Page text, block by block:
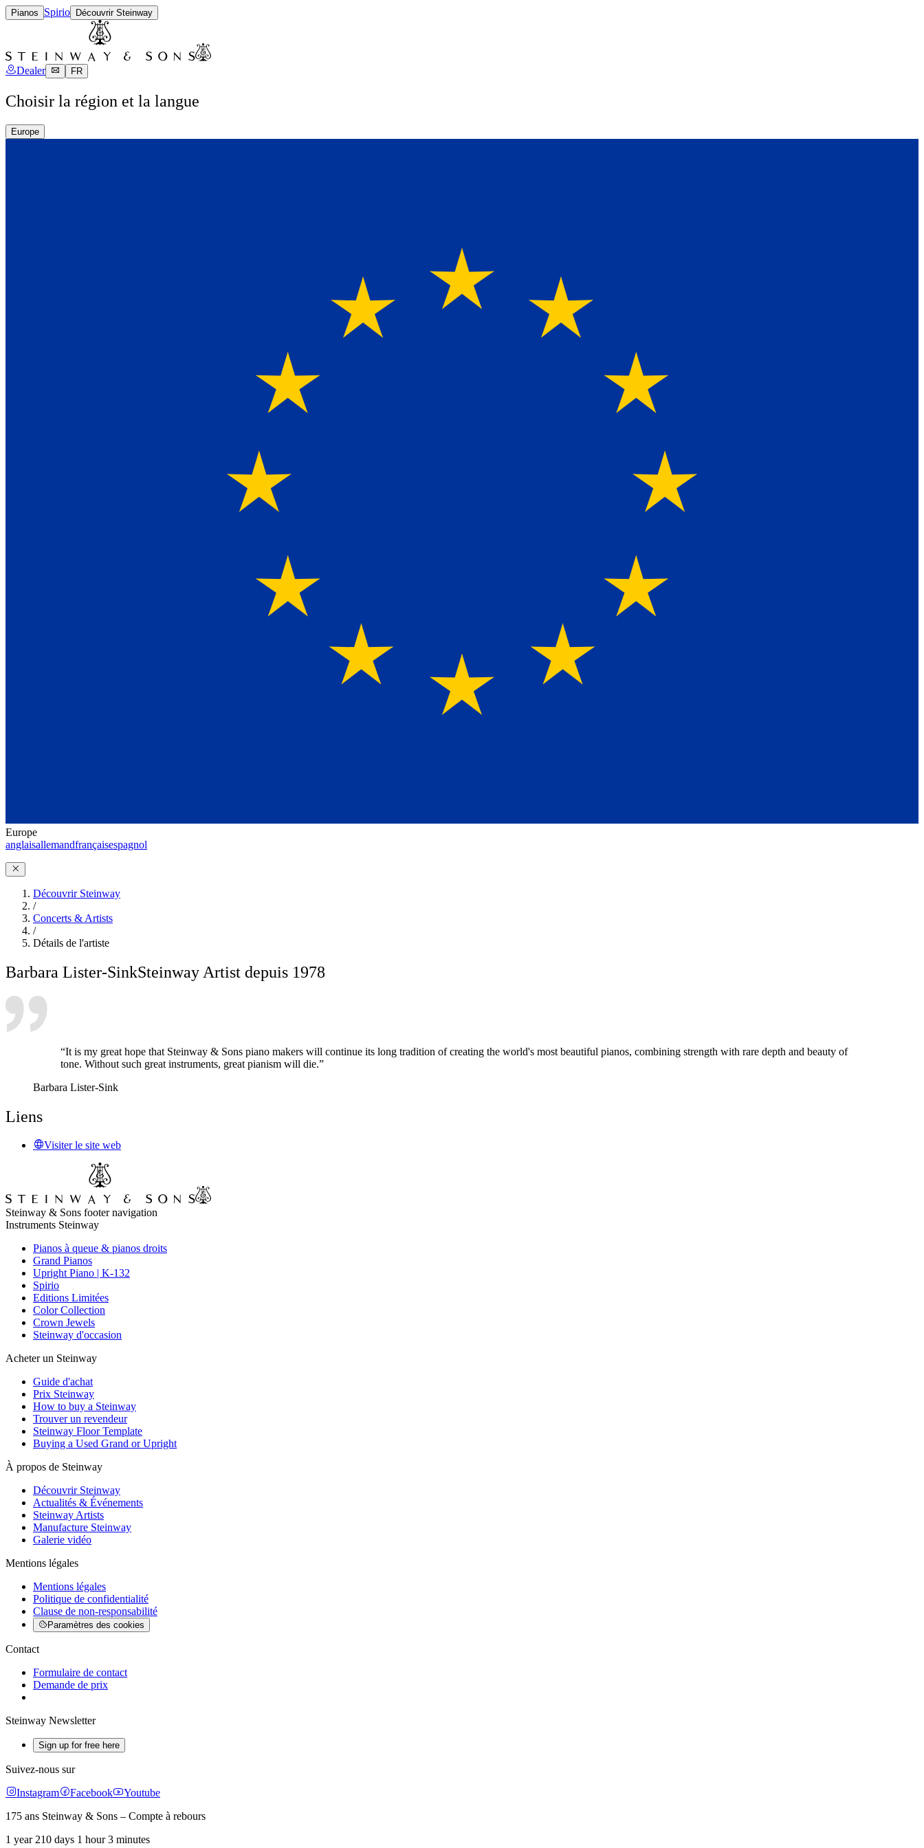
Pianos Spirio Découvrir Steinway
Dealer FR
Choisir la région et la langue
Europe
Europe
anglaisallemandfrançaisespagnol
Découvrir Steinway
/
Concerts & Artists
/
Détails de l'artiste
Barbara Lister-SinkSteinway Artist depuis 1978
“It is my great hope that Steinway & Sons piano makers will continue its long tradition of creating the world's most beautiful pianos, combining strength with rare depth and beauty of
tone. Without such great instruments, great pianism will die.”
Barbara Lister-Sink
Liens
Visiter le site web
Steinway & Sons footer navigation
Instruments Steinway
Pianos à queue & pianos droits
Grand Pianos
Upright Piano | K-132
Spirio
Editions Limitées
Color Collection
Crown Jewels
Steinway d'occasion
Acheter un Steinway
Guide d'achat
Prix Steinway
How to buy a Steinway
Trouver un revendeur
Steinway Floor Template
Buying a Used Grand or Upright
À propos de Steinway
Découvrir Steinway
Actualités & Événements
Steinway Artists
Manufacture Steinway
Galerie vidéo
Mentions légales
Mentions légales
Politique de confidentialité
Clause de non-responsabilité
Paramètres des cookies
Contact
Formulaire de contact
Demande de prix
Steinway Newsletter
Sign up for free here
Suivez-nous sur
Instagram
Facebook
Youtube
175 ans Steinway & Sons – Compte à rebours
1 year 210 days 1 hour 3 minutes